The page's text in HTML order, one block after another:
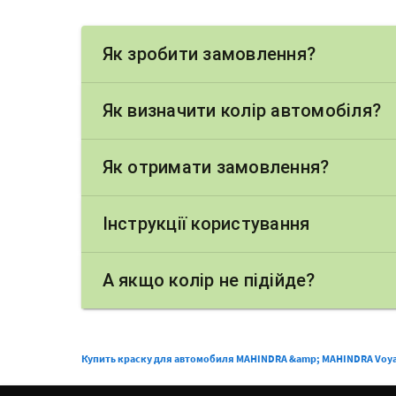
Як зробити замовлення?
Як визначити колір автомобіля?
Як отримати замовлення?
Інструкції користування
А якщо колір не підійде?
Купить краску для автомобиля MAHINDRA &amp; MAHINDRA